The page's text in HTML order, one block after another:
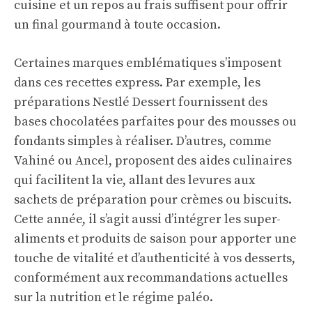
cuisine et un repos au frais suffisent pour offrir
un final gourmand à toute occasion.
Certaines marques emblématiques s’imposent
dans ces recettes express. Par exemple, les
préparations Nestlé Dessert fournissent des
bases chocolatées parfaites pour des mousses ou
fondants simples à réaliser. D’autres, comme
Vahiné ou Ancel, proposent des aides culinaires
qui facilitent la vie, allant des levures aux
sachets de préparation pour crèmes ou biscuits.
Cette année, il s’agit aussi d’intégrer les super-
aliments et produits de saison pour apporter une
touche de vitalité et d’authenticité à vos desserts,
conformément aux recommandations actuelles
sur la nutrition et le régime paléo.